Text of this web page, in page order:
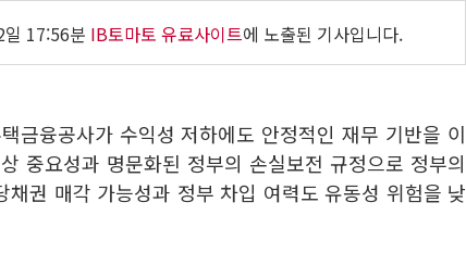
17:56분 IB토마토 유료사이트에 노출된 기사입니다.
금융공사가 수익성 저하에도 안정적인 재무 기반을 이
중요성과 명문화된 정부의 손실보전 규정으로 정부의
채권 매각 가능성과 정부 차입 여력도 유동성 위험을 낮